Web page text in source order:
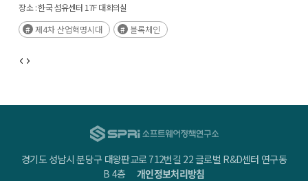
장소 :한국 섬유센터 17F 대회의실
주최 :과학기술정보통신부
주관 :소프트웨어정책연구소
제4차 산업혁명시대 블록체인
경기도 성남시 분당구 대왕판교로 712번길 22 글로벌 R&D센터 연구동
B 4층개인정보처리방침